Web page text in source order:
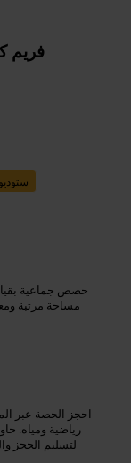
فريم
حصص جماعية
مساحة مرتبة
احجز الحصة عبر
رياضية ومياه.
لتسليم الحجز